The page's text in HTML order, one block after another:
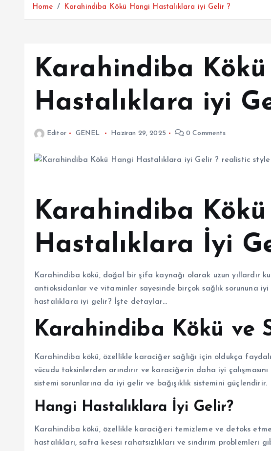
Home Karahindiba Kökü Hangi Hastalıklara iyi Gelir ?
Karahindiba
Hastalıklara iyi
Editor GENEL Haziran 29, 2025 0 Comments
Karahindiba
Hastalıklara İyi
Karahindiba kökü, doğal bir şifa kaynağı olarak uzun yıllardır
antioksidanlar ve vitaminler sayesinde birçok sağlık sorununa
hastalıklara iyi gelir? İşte detaylar…
Karahindiba Kökü ve
Karahindiba kökü, özellikle karaciğer sağlığı için oldukça
vücudu toksinlerden arındırır ve karaciğerin daha iyi
sistemi sorunlarına da iyi gelir ve bağışıklık sistemini güçlendirir.
Hangi Hastalıklara İyi Gelir?
Karahindiba kökü, özellikle karaciğeri temizleme ve detoks
hastalıkları, safra kesesi rahatsızlıkları ve sindirim problemleri